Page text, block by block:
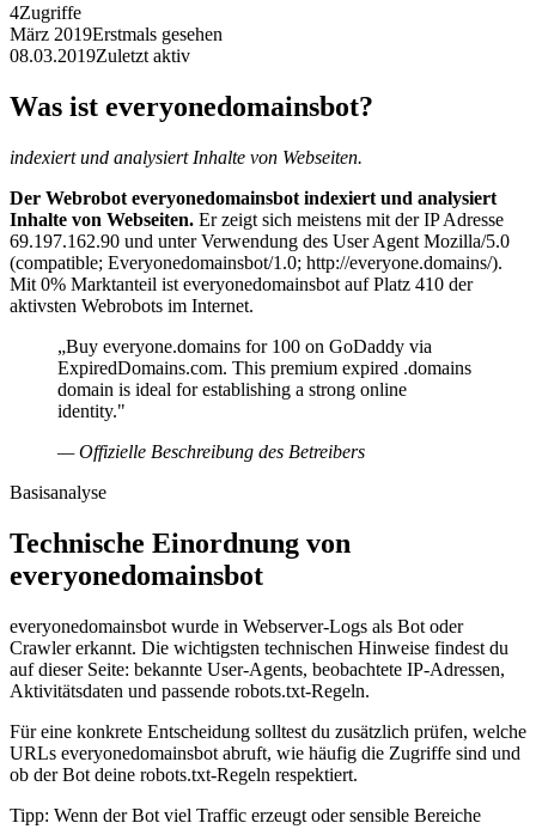
4Zugriffe
März 2019Erstmals gesehen
08.03.2019Zuletzt aktiv
Was ist everyonedomainsbot?
indexiert und analysiert Inhalte von Webseiten.
Der Webrobot everyonedomainsbot indexiert und analysiert
Inhalte von Webseiten. Er zeigt sich meistens mit der IP Adresse
69.197.162.90 und unter Verwendung des User Agent Mozilla/5.0
(compatible; Everyonedomainsbot/1.0; http://everyone.domains/).
Mit 0% Marktanteil ist everyonedomainsbot auf Platz 410 der
aktivsten Webrobots im Internet.
„Buy everyone.domains for 100 on GoDaddy via
ExpiredDomains.com. This premium expired .domains
domain is ideal for establishing a strong online
identity."
— Offizielle Beschreibung des Betreibers
Basisanalyse
Technische Einordnung von
everyonedomainsbot
everyonedomainsbot wurde in Webserver-Logs als Bot oder
Crawler erkannt. Die wichtigsten technischen Hinweise findest du
auf dieser Seite: bekannte User-Agents, beobachtete IP-Adressen,
Aktivitätsdaten und passende robots.txt-Regeln.
Für eine konkrete Entscheidung solltest du zusätzlich prüfen, welche
URLs everyonedomainsbot abruft, wie häufig die Zugriffe sind und
ob der Bot deine robots.txt-Regeln respektiert.
Tipp: Wenn der Bot viel Traffic erzeugt oder sensible Bereiche